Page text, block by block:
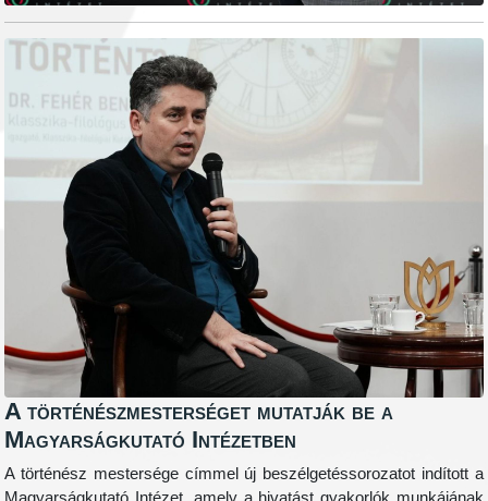
A történészmesterséget mutatják be a
Magyarságkutató Intézetben
A történész mestersége címmel új beszélgetéssorozatot indított a